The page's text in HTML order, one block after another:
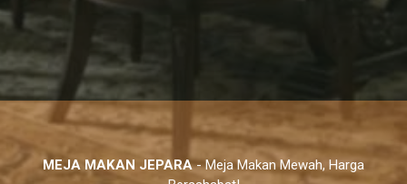
MEJA MAKAN JEPARA- Meja Makan Mewah, Harga